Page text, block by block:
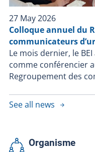
27 May 2026
Colloque annuel du
communicateurs
Le mois dernier, le
comme conférencier
Regroupement des
See all news
Organisme